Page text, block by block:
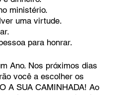
ministério.
uma virtude.
para honrar.
Ano. Nos próximos dias
você a escolher os
A SUA CAMINHADA! Ao